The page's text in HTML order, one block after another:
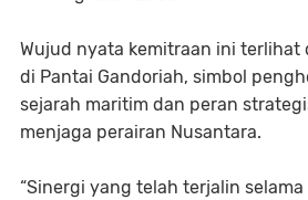
Wujud nyata kemitraan ini
di Pantai Gandoriah, simbol
sejarah maritim dan peran
menjaga perairan Nusantara.
“Sinergi yang telah terjalin